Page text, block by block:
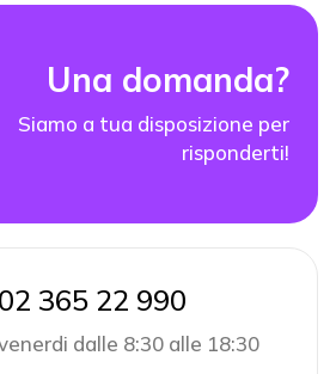
Una domanda?
Siamo a tua disposizione per
risponderti!
icon
02 365 22 990
dalle 8:30 alle 18:30